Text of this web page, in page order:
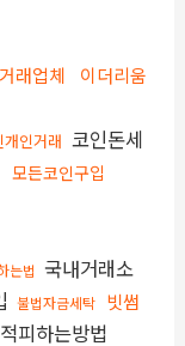
래업체
이더리움
개인거래 코인돈세
모든코인구입
는법 국내거래소
불법자금세탁 빗썸
피하는방법